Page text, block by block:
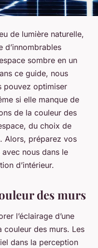
de lumière naturelle,
d’innombrables
sombre en un
ce guide, nous
pouvez optimiser
si elle manque de
de la couleur des
du choix de
Alors, préparez vos
nous dans le
d’intérieur.
des murs
l’éclairage d’une
couleur des murs. Les
dans la perception